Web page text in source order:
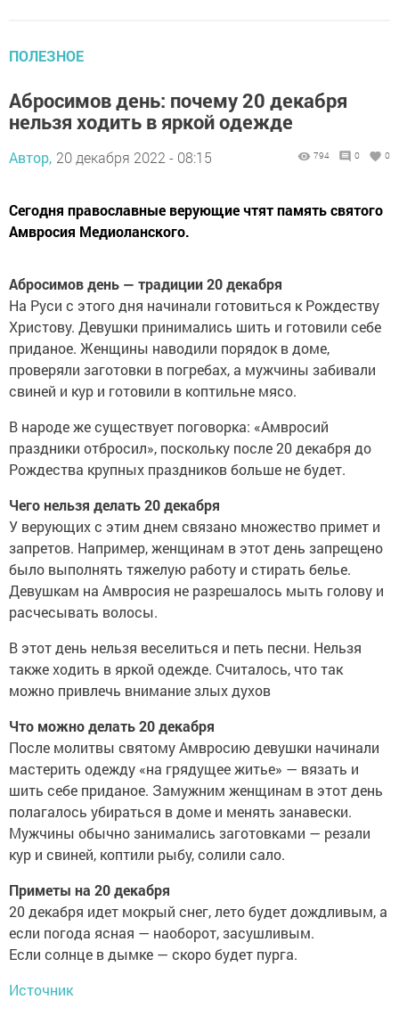
ПОЛЕЗНОЕ
Абросимов день: почему 20 декабря
нельзя ходить в яркой одежде
Автор, 20 декабря 2022 - 08:15 794 0 0
Сегодня православные верующие чтят память святого
Амвросия Медиоланского.
Абросимов день — традиции 20 декабря
На Руси с этого дня начинали готовиться к Рождеству
Христову. Девушки принимались шить и готовили себе
приданое. Женщины наводили порядок в доме,
проверяли заготовки в погребах, а мужчины забивали
свиней и кур и готовили в коптильне мясо.
В народе же существует поговорка: «Амвросий
праздники отбросил», поскольку после 20 декабря до
Рождества крупных праздников больше не будет.
Чего нельзя делать 20 декабря
У верующих с этим днем связано множество примет и
запретов. Например, женщинам в этот день запрещено
было выполнять тяжелую работу и стирать белье.
Девушкам на Амвросия не разрешалось мыть голову и
расчесывать волосы.
В этот день нельзя веселиться и петь песни. Нельзя
также ходить в яркой одежде. Считалось, что так
можно привлечь внимание злых духов
Что можно делать 20 декабря
После молитвы святому Амвросию девушки начинали
мастерить одежду «на грядущее житье» — вязать и
шить себе приданое. Замужним женщинам в этот день
полагалось убираться в доме и менять занавески.
Мужчины обычно занимались заготовками — резали
кур и свиней, коптили рыбу, солили сало.
Приметы на 20 декабря
20 декабря идет мокрый снег, лето будет дождливым, а
если погода ясная — наоборот, засушливым.
Если солнце в дымке — скоро будет пурга.
Источник